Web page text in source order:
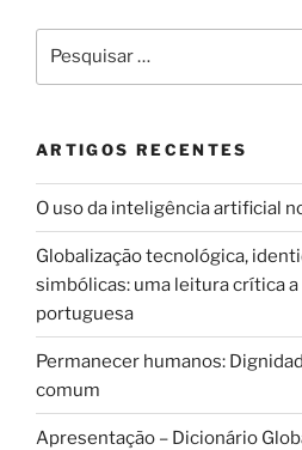
por:
ARTIGOS RECENTES
O uso da inteligência artificial
Globalização tecnológica,
simbólicas: uma leitura crítica
portuguesa
Permanecer humanos:
comum
Apresentação – Dicionário